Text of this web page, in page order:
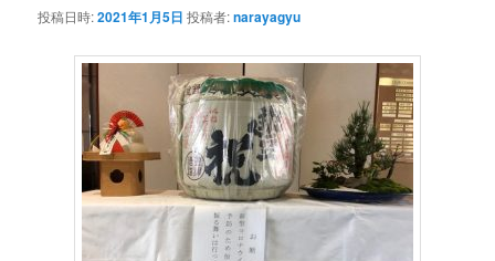
投稿日時:2021年1月5日 投稿者:narayagyu